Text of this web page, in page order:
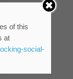
of this
at
social-